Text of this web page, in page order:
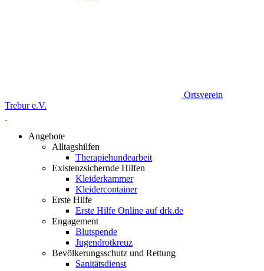
Ortsverein
Trebur e.V.
Angebote
Alltagshilfen
Therapiehundearbeit
Existenzsichernde Hilfen
Kleiderkammer
Kleidercontainer
Erste Hilfe
Erste Hilfe Online auf drk.de
Engagement
Blutspende
Jugendrotkreuz
Bevölkerungsschutz und Rettung
Sanitätsdienst